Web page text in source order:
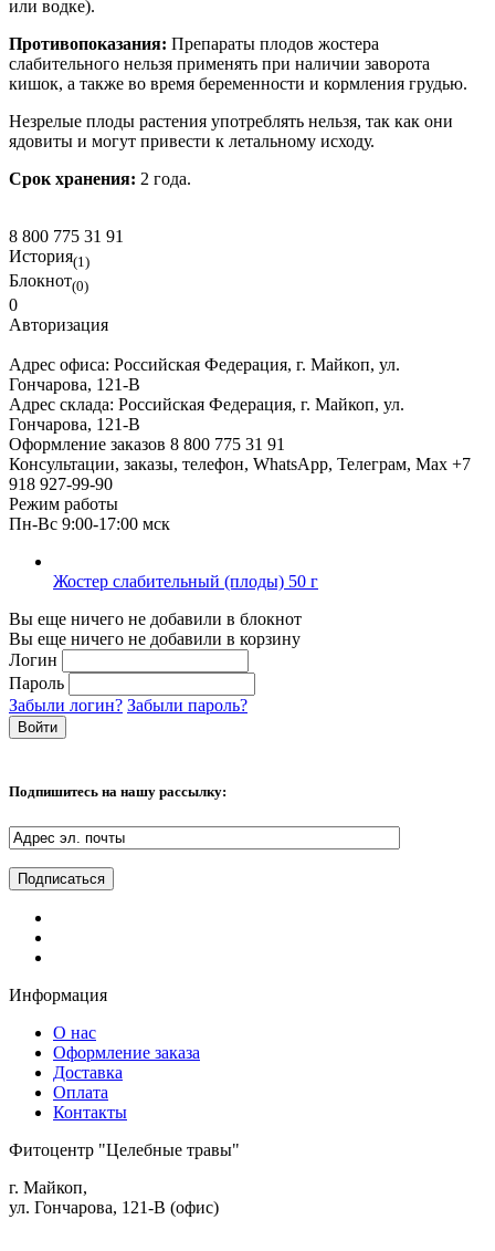
или водке).
Противопоказания: Препараты плодов жостера
слабительного нельзя применять при наличии заворота
кишок, а также во время беременности и кормления грудью.
Незрелые плоды растения употреблять нельзя, так как они
ядовиты и могут привести к летальному исходу.
Срок хранения: 2 года.
8 800 775 31 91
История(1)
Блокнот(0)
0
Авторизация
Адрес офиса: Российская Федерация, г. Майкоп, ул.
Гончарова, 121-В
Адрес склада: Российская Федерация, г. Майкоп, ул.
Гончарова, 121-В
Оформление заказов 8 800 775 31 91
Консультации, заказы, телефон, WhatsApp, Телеграм, Мах +7
918 927-99-90
Режим работы
Пн-Вс 9:00-17:00 мск
Жостер слабительный (плоды) 50 г
Вы еще ничего не добавили в блокнот
Вы еще ничего не добавили в корзину
Логин
Пароль
Забыли логин? Забыли пароль?
Подпишитесь на нашу рассылку:
Информация
О нас
Оформление заказа
Доставка
Оплата
Контакты
Фитоцентр "Целебные травы"
г. Майкоп,
ул. Гончарова, 121-В (офис)